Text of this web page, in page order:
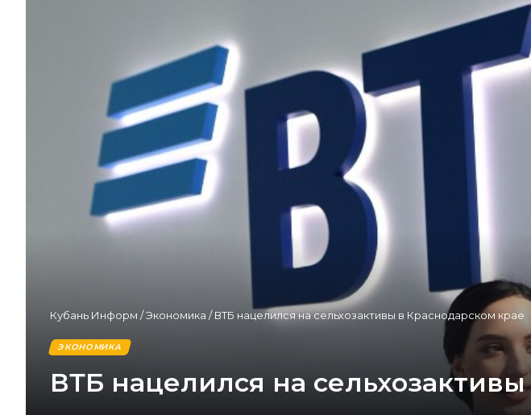
Кубань Информ /Экономика /ВТБ нацелился на сельхозактивы в Краснодарском крае
ЭКОНОМИКА
ВТБ нацелился на